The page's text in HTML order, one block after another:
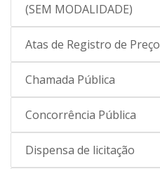
(SEM MODALIDADE)
Atas de Registro de Preço
Chamada Pública
Concorrência Pública
Dispensa de licitação